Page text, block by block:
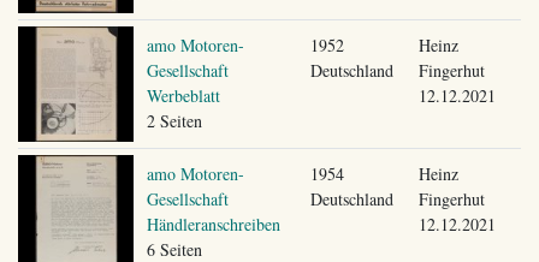
amo Motoren-
Gesellschaft
Werbeblatt
2 Seiten
1952
Deutschland
Heinz
Fingerhut
12.12.2021
amo Motoren-
Gesellschaft
Händleranschreiben
6 Seiten
1954
Deutschland
Heinz
Fingerhut
12.12.2021